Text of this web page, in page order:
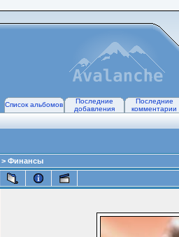
Список альбомов
Последние
добавления
Последние
комментарии
> Финансы